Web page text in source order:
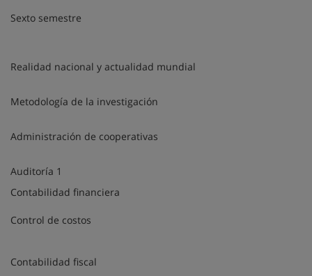
Sexto semestre
Realidad nacional y actualidad mundial
Metodología de la investigación
Administración de cooperativas
Auditoría 1
Contabilidad financiera
Control de costos
Contabilidad fiscal